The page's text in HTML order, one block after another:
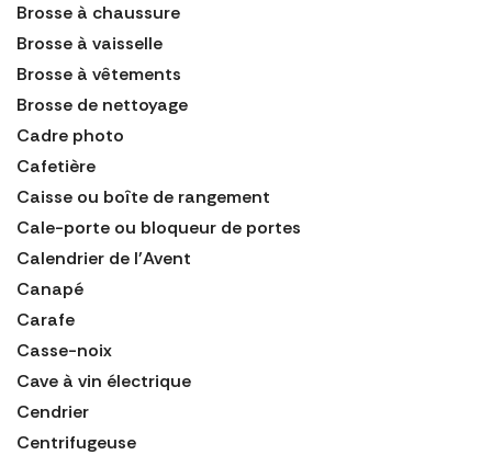
Brosse à chaussure
Brosse à vaisselle
Brosse à vêtements
Brosse de nettoyage
Cadre photo
Cafetière
Caisse ou boîte de rangement
Cale-porte ou bloqueur de portes
Calendrier de l'Avent
Canapé
Carafe
Casse-noix
Cave à vin électrique
Cendrier
Centrifugeuse